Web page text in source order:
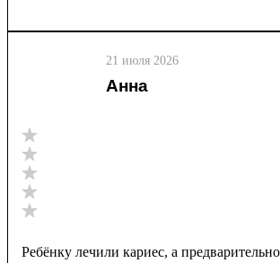
21 июля 2026
Анна
Ребёнку лечили кариес, а